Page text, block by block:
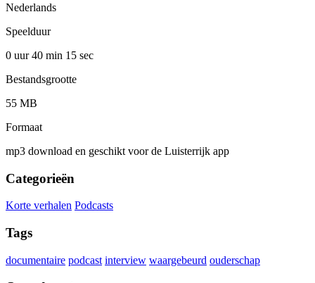
Nederlands
Speelduur
0 uur 40 min 15 sec
Bestandsgrootte
55 MB
Formaat
mp3 download en geschikt voor de Luisterrijk app
Categorieën
Korte verhalen Podcasts
Tags
documentaire podcast interview waargebeurd ouderschap